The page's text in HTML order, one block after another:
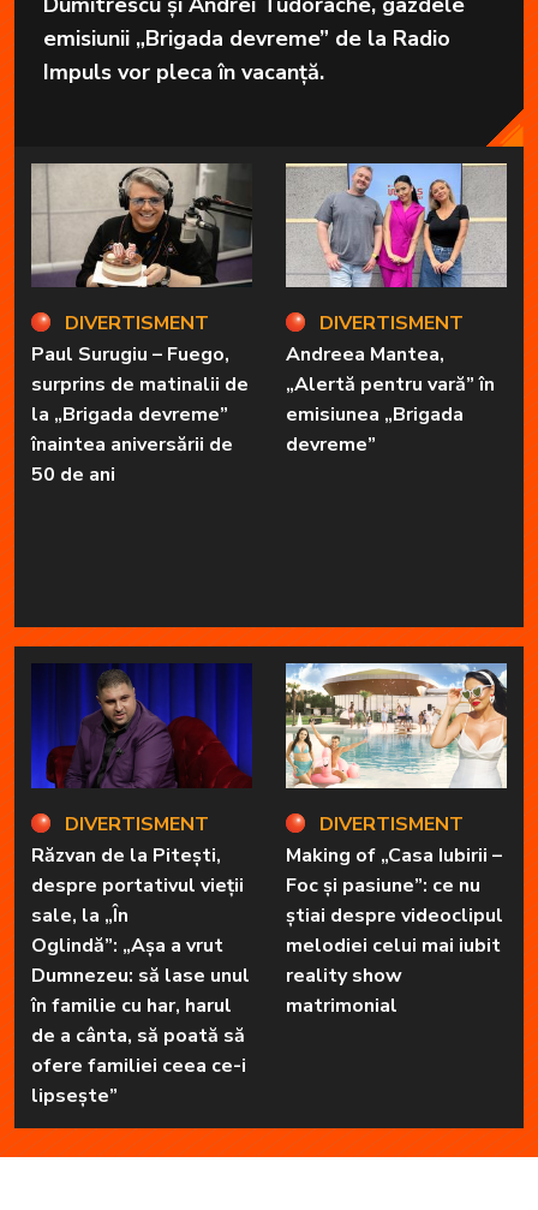
emisiunii „Brigada devreme” de la Radio
Impuls vor pleca în vacanță.
DIVERTISMENT
Paul Surugiu – Fuego,
surprins de matinalii de
la „Brigada devreme”
înaintea aniversării de
50 de ani
DIVERTISMENT
Răzvan de la Pitești,
despre portativul vieții
sale, la „În
Oglindă”: „Așa a vrut
Dumnezeu: să lase unul
în familie cu har, harul
de a cânta, să poată să
ofere familiei ceea ce-i
lipsește”
DIVERTISMENT
Andreea Mantea,
„Alertă pentru vară” în
emisiunea „Brigada
devreme”
DIVERTISMENT
Making of „Casa Iubirii –
Foc și pasiune”: ce nu
știai despre videoclipul
melodiei celui mai iubit
reality show
matrimonial